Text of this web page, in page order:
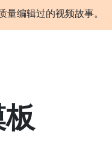
编辑过的视频故事。